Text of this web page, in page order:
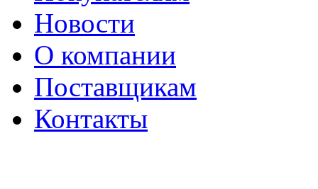
Новости
О компании
Поставщикам
Контакты